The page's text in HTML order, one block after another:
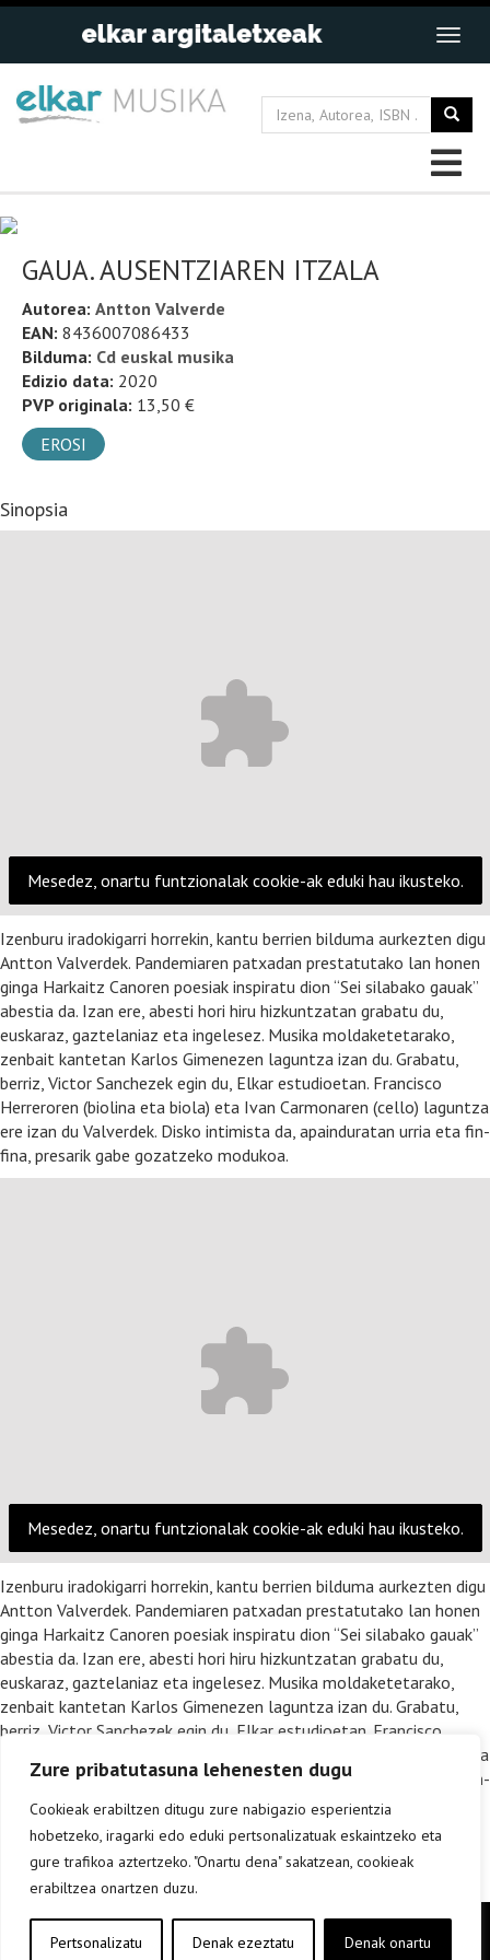
Zure pribatutasuna lehenesten dugu
Cookieak erabiltzen ditugu zure nabigazio esperientzia
hobetzeko, iragarki edo eduki pertsonalizatuak eskaintzeko eta
gure trafikoa aztertzeko. "Onartu dena" sakatzean, cookieak
erabiltzea onartzen duzu.
Pertsonalizatu Denak ezeztatu Denak onartu
GAUA. AUSENTZIAREN ITZALA
Autorea: Antton Valverde
EAN: 8436007086433
Bilduma: Cd euskal musika
Edizio data: 2020
PVP originala: 13,50 €
EROSI
Sinopsia
Mesedez, onartu funtzionalak cookie-ak eduki hau ikusteko.
Izenburu iradokigarri horrekin, kantu berrien bilduma aurkezten digu
Antton Valverdek. Pandemiaren patxadan prestatutako lan honen
ginga Harkaitz Canoren poesiak inspiratu dion “Sei silabako gauak”
abestia da. Izan ere, abesti hori hiru hizkuntzatan grabatu du,
euskaraz, gaztelaniaz eta ingelesez. Musika moldaketetarako,
zenbait kantetan Karlos Gimenezen laguntza izan du. Grabatu,
berriz, Victor Sanchezek egin du, Elkar estudioetan. Francisco
Herreroren (biolina eta biola) eta Ivan Carmonaren (cello) laguntza
ere izan du Valverdek. Disko intimista da, apainduratan urria eta fin-
fina, presarik gabe gozatzeko modukoa.
Mesedez, onartu funtzionalak cookie-ak eduki hau ikusteko.
Izenburu iradokigarri horrekin, kantu berrien bilduma aurkezten digu
Antton Valverdek. Pandemiaren patxadan prestatutako lan honen
ginga Harkaitz Canoren poesiak inspiratu dion “Sei silabako gauak”
abestia da. Izan ere, abesti hori hiru hizkuntzatan grabatu du,
euskaraz, gaztelaniaz eta ingelesez. Musika moldaketetarako,
zenbait kantetan Karlos Gimenezen laguntza izan du. Grabatu,
berriz, Victor Sanchezek egin du, Elkar estudioetan. Francisco
Herreroren (biolina eta biola) eta Ivan Carmonaren (cello) laguntza
ere izan du Valverdek. Disko intimista da, apainduratan urria eta fin-
fina, presarik gabe gozatzeko modukoa.
Lege oharra
Cookie politika